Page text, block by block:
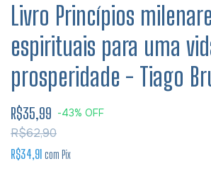
Livro Princípios
espirituais para uma
prosperidade - Tiago
R$35,99 -43% OFF
R$62,90
R$34,91 com Pix